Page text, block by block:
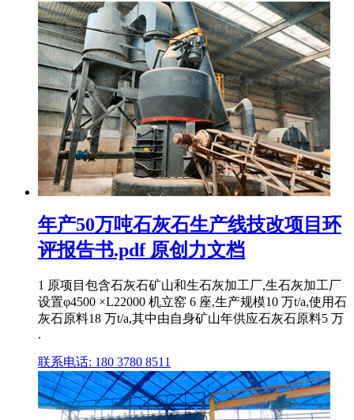
年产50万吨石灰石生产线技改项目环
评报告书.pdf 原创力文档
1 原项目包含石灰石矿山和生石灰加工厂,生石灰加工厂
设置φ4500 ×L22000 机立窑 6 座,生产规模10 万t/a,使用石
灰石原料18 万t/a,其中由自身矿山年供应石灰石原料5 万
.
联系电话: 180 3780 8511